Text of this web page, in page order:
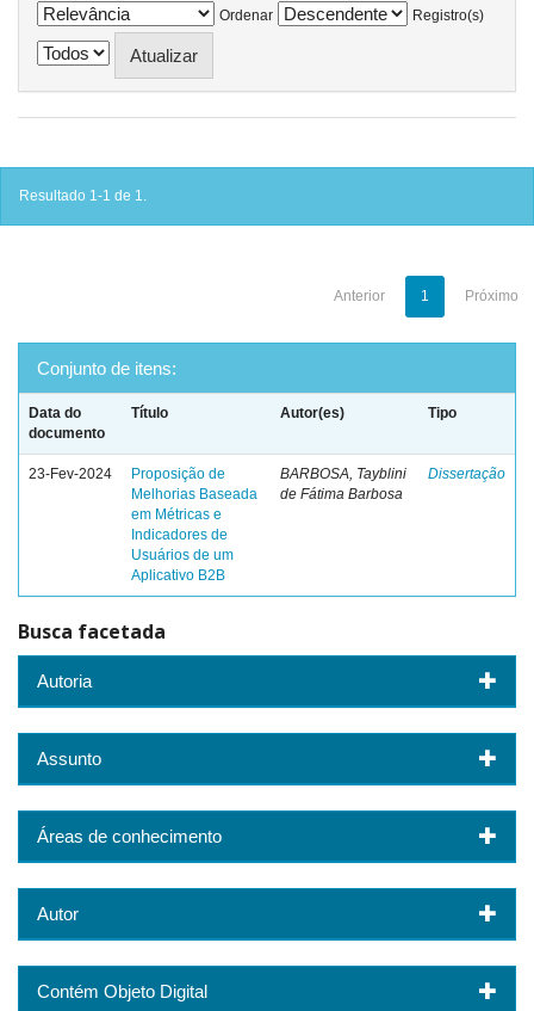
Ordenar
Registro(s)
Resultado 1-1 de 1.
Anterior 1 Próximo
Conjunto de itens:
Data do
documento
Título Autor(es) Tipo
23-Fev-2024
Proposição de
Melhorias Baseada
em Métricas e
Indicadores de
Usuários de um
Aplicativo B2B
BARBOSA, Tayblini
de Fátima Barbosa
Dissertação
Busca facetada
Autoria
Assunto
Áreas de conhecimento
Autor
Contém Objeto Digital